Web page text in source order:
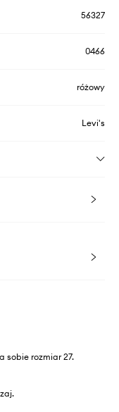
56327
0466
różowy
Levi's
sobie rozmiar 27.